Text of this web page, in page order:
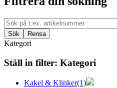
Kategori
Ställ in filter: Kategori
Kakel & Klinker(1)